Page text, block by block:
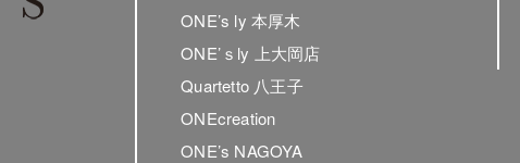
ONE’s ly 本厚木
ONE’ｓly 上大岡店
Quartetto 八王子
ONEcreation
ONE’s NAGOYA